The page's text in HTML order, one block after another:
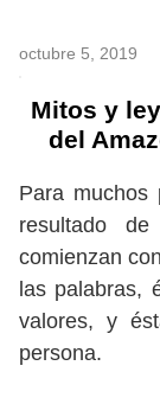
octubre 5, 2019
Mitos y
del
Para muchos
resultado
comienzan
las palabras,
valores, y
persona.